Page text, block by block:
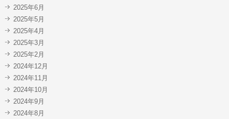
2025年6月
2025年5月
2025年4月
2025年3月
2025年2月
2024年12月
2024年11月
2024年10月
2024年9月
2024年8月